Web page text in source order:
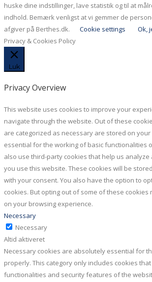
huske dine indstillinger, lave statistik og til at
indhold. Bemærk venligst at vi gemmer de
afgiver på Berthes.dk.
Cookie settings
Ok,
Privacy & Cookies Policy
Luk
Privacy Overview
This website uses cookies to improve your
navigate through the website. Out of these
are categorized as necessary are stored on
essential for the working of basic functionalities
also use third-party cookies that help us
you use this website. These cookies will be
with your consent. You also have the option to
cookies. But opting out of some of these cookies
on your browsing experience.
Necessary
Necessary
Altid aktiveret
Necessary cookies are absolutely essential for
properly. This category only includes cookies
functionalities and security features of the